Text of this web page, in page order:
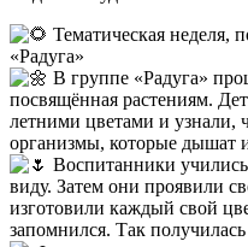
Тематическая неделя,
«Радуга»
В группе «Радуга»
посвящённая растениям.
летними цветами и узнали,
организмы, которые дышат
Воспитанники
виду. Затем они проявили
изготовили каждый свой
запомнился. Так